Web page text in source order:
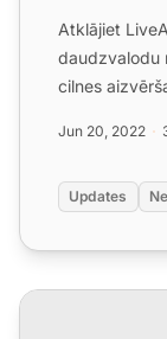
Atklājiet
daudzvalodu
cilnes
Jun 20, 2022
Updates
LiveAgent 5.31